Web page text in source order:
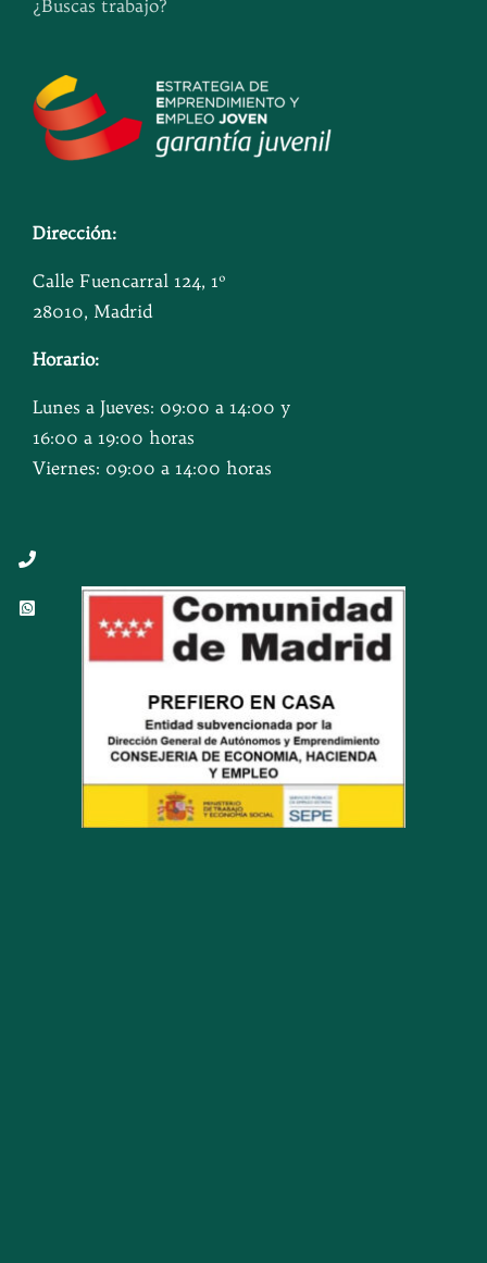
¿Buscas trabajo?
Dirección:
Calle Fuencarral 124, 1º
28010, Madrid
Horario:
Lunes a Jueves: 09:00 a 14:00 y
16:00 a 19:00 horas
Viernes: 09:00 a 14:00 horas
Button
Button